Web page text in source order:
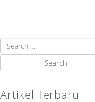
Artikel Terbaru